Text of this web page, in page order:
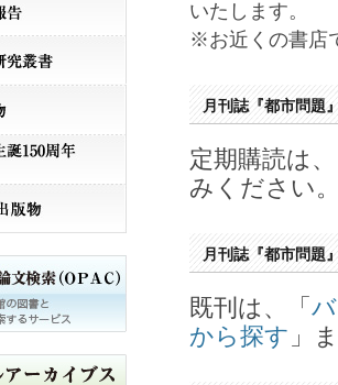
いたします。
※お近くの書店
月刊誌『都市問題
定期購読は
みください
月刊誌『都市問題
既刊は、「
から探す 」